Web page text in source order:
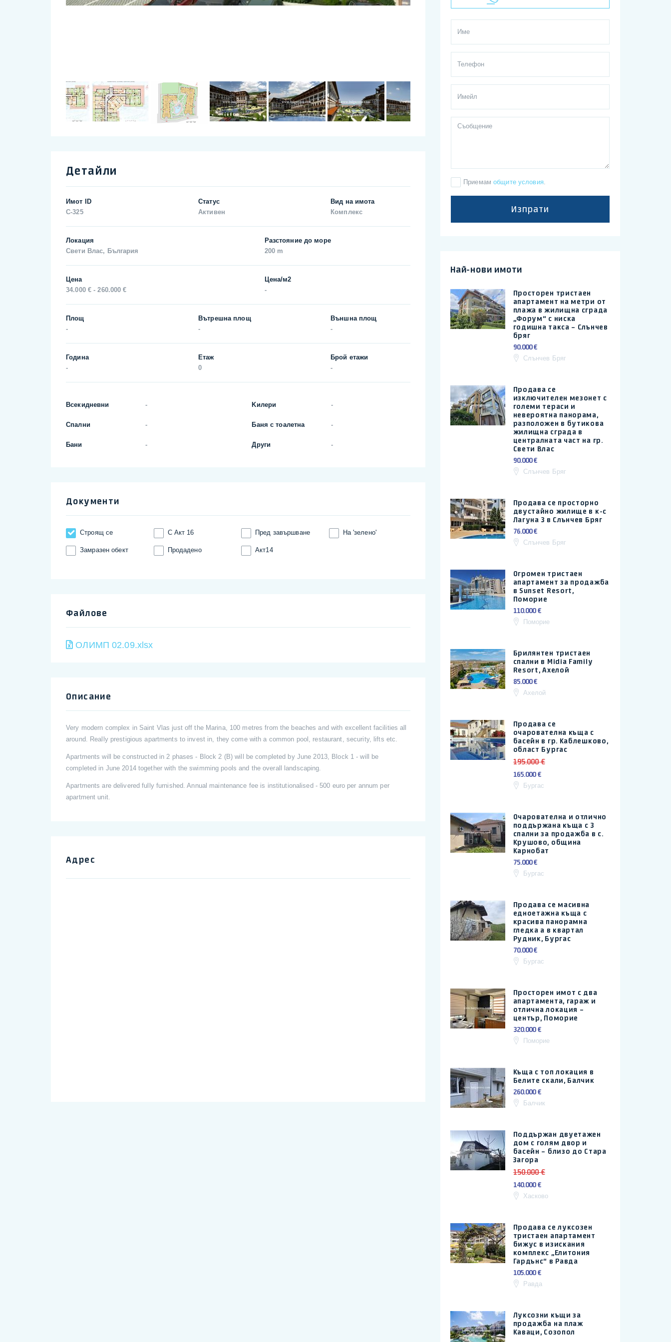
Детайли
Имот ID
C-325
Статус
Активен
Вид на имота
Комплекс
Локация
Свети Влас, България
Разстояние до море
200 m
Цена
34.000 € - 260.000 €
Цена/м2
-
Площ
-
Вътрешна площ
-
Външна площ
-
Година
-
Етаж
0
Брой етажи
-
Всекидневни -
Спални -
Бани -
Kилери -
Баня с тоалетна -
Други -
Документи
Строящ се С Акт 16 Пред завършване На 'зелено'
Замразен обект Продадено Акт14
Файлове
ОЛИМП 02.09.xlsx
Описание
Very modern complex in Saint Vlas just off the Marina, 100 metres from the beaches and with excellent facilities all
around. Really prestigious apartments to invest in, they come with a common pool, restaurant, security, lifts etc.
Apartments will be constructed in 2 phases - Block 2 (B) will be completed by June 2013, Block 1 - will be
completed in June 2014 together with the swimming pools and the overall landscaping.
Apartments are delivered fully furnished. Annual maintenance fee is institutionalised - 500 euro per annum per
apartment unit.
Адрес
Приемам общите условия.
Изпрати
Най-нови имоти
Просторен тристаен
апартамент на метри от
плажа в жилищна сграда
„Форум“ с ниска
годишна такса – Слънчев
бряг
90.000 €
Слънчев Бряг
Продава се
изключителен мезонет с
големи тераси и
невероятна панорама,
разположен в бутикова
жилищна сграда в
централната част на гр.
Свети Влас
90.000 €
Слънчев Бряг
Продава се просторно
двустайно жилище в к-с
Лагуна 3 в Слънчев Бряг
76.000 €
Слънчев Бряг
Огромен тристаен
апартамент за продажба
в Sunset Resort,
Поморие
110.000 €
Поморие
Брилянтен тристаен
спални в Midia Family
Resort, Ахелой
85.000 €
Ахелой
Продава се
очарователна къща с
басейн в гр. Каблешково,
област Бургас
195.000 €
165.000 €
Бургас
Очарователна и отлично
поддържана къща с 3
спални за продажба в с.
Крушово, община
Карнобат
75.000 €
Бургас
Продава се масивна
едноетажна къща с
красива панорамна
гледка а в квартал
Рудник, Бургас
70.000 €
Бургас
Просторен имот с два
апартамента, гараж и
отлична локация –
център, Поморие
320.000 €
Поморие
Къща с топ локация в
Белите скали, Балчик
260.000 €
Балчик
Поддържан двуетажен
дом с голям двор и
басейн – близо до Стара
Загора
150.000 €
140.000 €
Хасково
Продава се луксозен
тристаен апартамент
бижус в изискания
комплекс „Елитония
Гардънс“ в Равда
105.000 €
Равда
Луксозни къщи за
продажба на плаж
Каваци, Созопол